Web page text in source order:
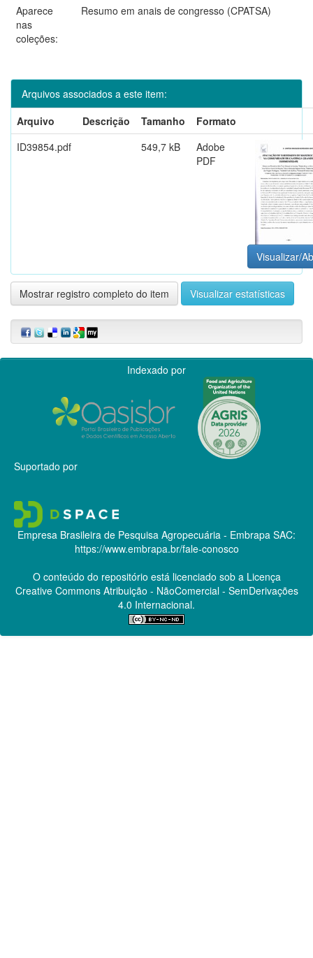
Aparece
nas
coleções:
Resumo em anais de congresso (CPATSA)
Arquivos associados a este item:
Arquivo
Descrição Tamanho
Formato
ID39854.pdf
549,7 kB
Adobe
PDF
Visualizar/
Mostrar registro completo do item Visualizar estatísticas
Indexado por
Suportado por
Empresa Brasileira de Pesquisa Agropecuária - Embrapa SAC:
https://www.embrapa.br/fale-conosco
O conteúdo do repositório está licenciado sob a Licença
Creative CommonsAtribuição - NãoComercial - SemDerivações
4.0 Internacional.